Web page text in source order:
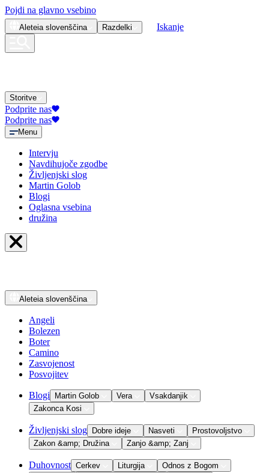
Pojdi na glavno vsebino
Aleteia slovenščina Razdelki Iskanje
Storitve
Podprite nas
Podprite nas
Menu
Intervju
Navdihujoče zgodbe
Življenjski slog
Martin Golob
Blogi
Oglasna vsebina
družina
Aleteia slovenščina
Angeli
Bolezen
Boter
Camino
Zasvojenost
Posvojitev
Blogi Martin Golob Vera
Vsakdanjik
Zakonca Kosi
Življenjski slog Dobre ideje Nasveti
Prostovoljstvo
Zakon &amp; Družina
Zanjo &amp; Zanj
Duhovnost Cerkev Liturgija
Odnos z Bogom